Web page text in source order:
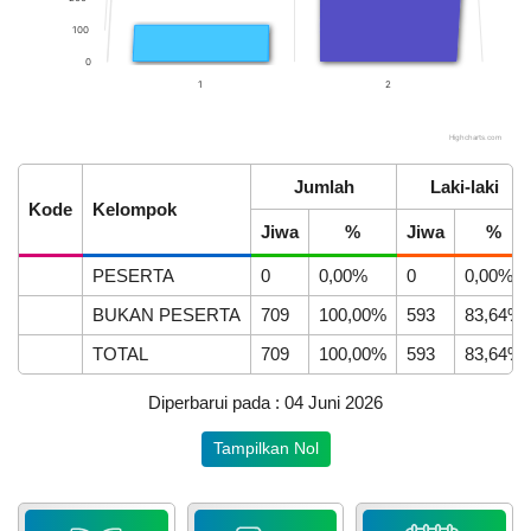
INVENTARIS DATA STUNTING
0
100
1 2
Highcharts.com
Kode Kelompok
Jumlah Laki-laki
Jiwa % Jiwa %
PESERTA 0 0,00% 0
0,00%
BUKAN PESERTA
709 100,00% 593
83,64%
TOTAL
709 100,00% 593 83,64%
Diperbarui pada : 04 Juni 2026
Tampilkan Nol
April
230
Kali
Desa
Mekarsari
Raih
Juara
Adminduk
ke-
APBDes 2025 Pendapatan
Hasil Usaha Desa
Realisasi
80.04%